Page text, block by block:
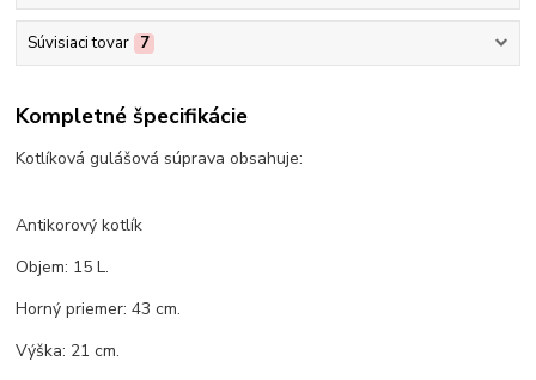
Súvisiaci tovar 7
Kompletné špecifikácie
Kotlíková gulášová súprava obsahuje:
Antikorový kotlík
Objem: 15 L.
Horný priemer: 43 cm.
Výška: 21 cm.